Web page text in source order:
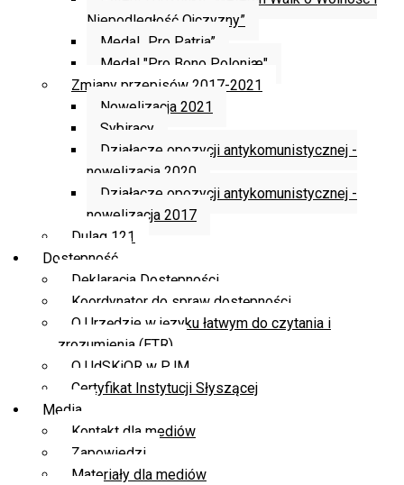
Niepodległość Ojczyzny”
Medal „Pro Patria”
Medal "Pro Bono Poloniæ"
Zmiany przepisów 2017-2021
Nowelizacja 2021
Sybiracy
Działacze opozycji antykomunistycznej -
nowelizacja 2020
Działacze opozycji antykomunistycznej -
nowelizacja 2017
Dulag 121
Dostępność
Deklaracja Dostępności
Koordynator do spraw dostępności
O Urzędzie w języku łatwym do czytania i
zrozumienia (ETR)
O UdSKiOR w PJM
Certyfikat Instytucji Słyszącej
Media
Kontakt dla mediów
Zapowiedzi
Materiały dla mediów